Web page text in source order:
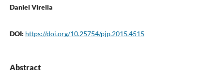
Daniel Virella
DOI: https://doi.org/10.25754/pjp.2015.4515
Abstract